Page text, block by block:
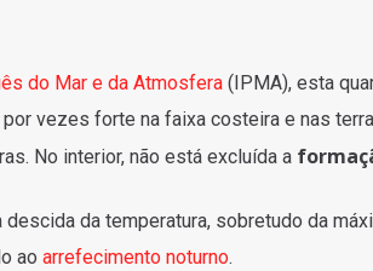
do Mar e da Atmosfera(IPMA), esta
vezes forte na faixa costeira e nas
No interior, não está excluída a
da temperatura, sobretudo da
ao arrefecimento noturno.